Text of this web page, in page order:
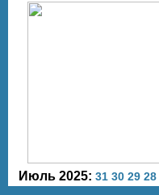
Июль 2025: 31 30 29 28